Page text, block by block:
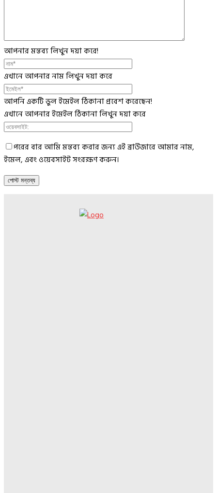
আপনার মন্তব্য লিখুন দয়া করে!
এখানে আপনার নাম লিখুন দয়া করে
আপনি একটি ভুল ইমেইল ঠিকানা প্রবেশ করেছেন!
এখানে আপনার ইমেইল ঠিকানা লিখুন দয়া করে
পরের বার আমি মন্তব্য করার জন্য এই ব্রাউজারে আমার নাম,
ইমেল, এবং ওয়েবসাইট সংরক্ষণ করুন।